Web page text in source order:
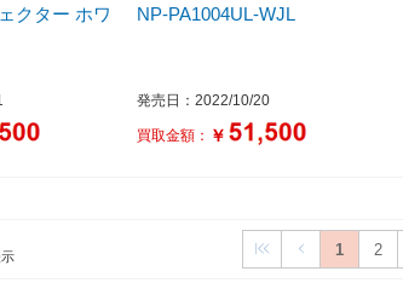
ター ホワ
NP-PA1004UL-WJL
発売日：2022/10/20
買取金額： ￥
1 2